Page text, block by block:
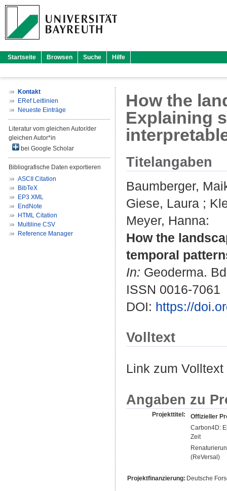
Startseite Browsen Suche Hilfe
Kontakt
ERef Leitlinien
Neueste Einträge
Literatur vom gleichen Autor/der
gleichen Autor*in
bei Google Scholar
Bibliografische Daten exportieren
ASCII Citation
BibTeX
EP3 XML
EndNote
HTML Citation
Multiline CSV
Reference Manager
How the
Explaining
Titelangaben
Baumberger,
Giese, Laura ;
Meyer, Hanna:
How the
temporal
In: Geoderma.
ISSN 0016-7061
DOI: https://
Volltext
Link zum
Angaben zu
Projekttitel:
Offizieller
Carbon4D:
Zeit
(ReVersal)
Projektfinanzierung: Deutsche